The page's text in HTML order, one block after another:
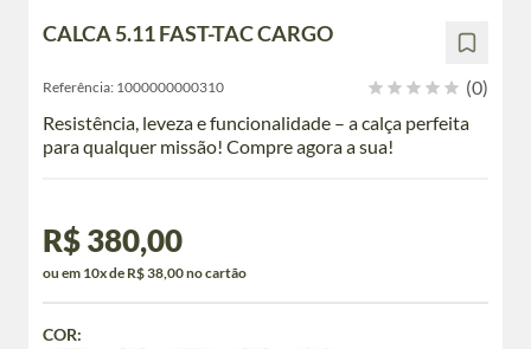
CALCA 5.11 FAST-TAC CARGO
Referência: 1000000000310
(0)
Resistência, leveza e funcionalidade – a calça perfeita
para qualquer missão! Compre agora a sua!
R$ 380,00
ou em 10x de R$ 38,00 no cartão
COR: